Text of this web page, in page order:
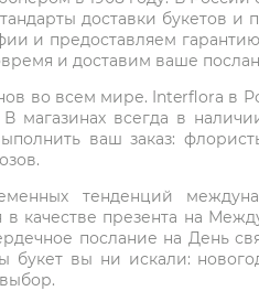
доставки букетов и
и предоставляем
и доставим ваше
во всем мире. Interflora в
всегда в
ваш заказ:
тенденций
качестве презента на
послание на День
вы ни искали: